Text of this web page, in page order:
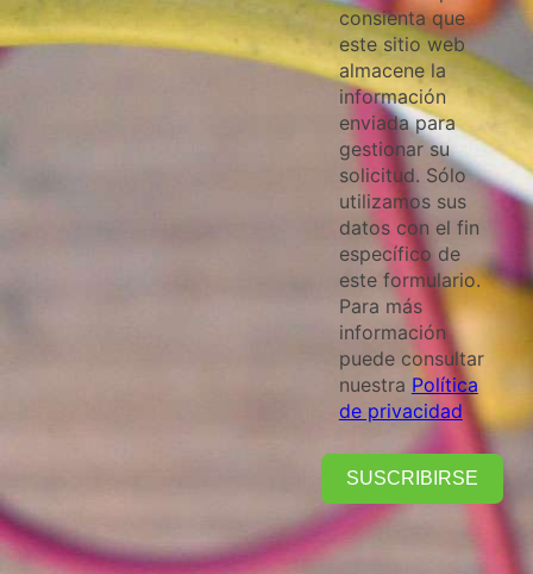
consienta que
este sitio web
almacene la
información
enviada para
gestionar su
solicitud. Sólo
utilizamos sus
datos con el fin
específico de
este formulario.
Para más
información
puede consultar
nuestra Política
de privacidad
SUSCRIBIRSE